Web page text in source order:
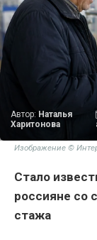
Автор: Наталья
Харитонова
Изображение ©
Стало
россияне со
стажа